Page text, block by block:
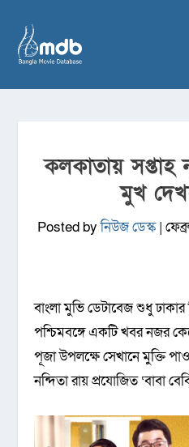
কলকাতায় সপ্তাহ
মুখ
Posted byনিউজ ডেস্ক|
বাংলা মুভি ডেটাবেজ শুধু
পশ্চিমবঙ্গে একটি খবর নজর
পূজা উপলক্ষে সেখানে মুক্তি
নন্দিতা রায় প্রযোজিত ‘বাবা